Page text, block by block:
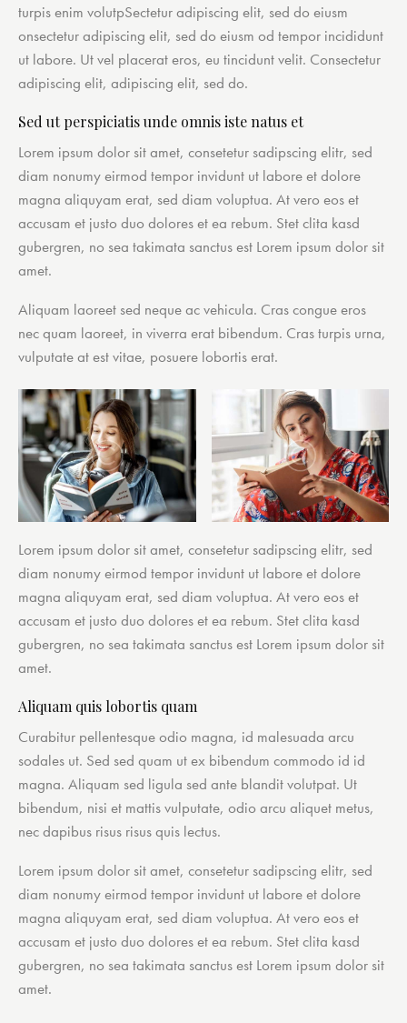
turpis enim volutpSectetur adipiscing elit, sed do eiusm
onsectetur adipiscing elit, sed do eiusm od tempor incididunt
ut labore. Ut vel placerat eros, eu tincidunt velit. Consectetur
adipiscing elit, adipiscing elit, sed do.
Sed ut perspiciatis unde omnis iste natus et
Lorem ipsum dolor sit amet, consetetur sadipscing elitr, sed
diam nonumy eirmod tempor invidunt ut labore et dolore
magna aliquyam erat, sed diam voluptua. At vero eos et
accusam et justo duo dolores et ea rebum. Stet clita kasd
gubergren, no sea takimata sanctus est Lorem ipsum dolor sit
amet.
Aliquam laoreet sed neque ac vehicula. Cras congue eros
nec quam laoreet, in viverra erat bibendum. Cras turpis urna,
vulputate at est vitae, posuere lobortis erat.
Lorem ipsum dolor sit amet, consetetur sadipscing elitr, sed
diam nonumy eirmod tempor invidunt ut labore et dolore
magna aliquyam erat, sed diam voluptua. At vero eos et
accusam et justo duo dolores et ea rebum. Stet clita kasd
gubergren, no sea takimata sanctus est Lorem ipsum dolor sit
amet.
Aliquam quis lobortis quam
Curabitur pellentesque odio magna, id malesuada arcu
sodales ut. Sed sed quam ut ex bibendum commodo id id
magna. Aliquam sed ligula sed ante blandit volutpat. Ut
bibendum, nisi et mattis vulputate, odio arcu aliquet metus,
nec dapibus risus risus quis lectus.
Lorem ipsum dolor sit amet, consetetur sadipscing elitr, sed
diam nonumy eirmod tempor invidunt ut labore et dolore
magna aliquyam erat, sed diam voluptua. At vero eos et
accusam et justo duo dolores et ea rebum. Stet clita kasd
gubergren, no sea takimata sanctus est Lorem ipsum dolor sit
amet.